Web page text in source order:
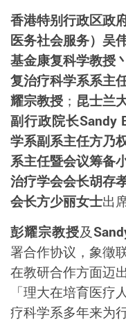
香港特别行政区政
医务社会服务）吴
基金康复科学教授
复治疗科学系系主
耀宗教授 ； 昆士兰
副行政院长Sandy
学系副系主任方乃
系主任暨会议筹备
治疗学会会长胡存
会长方少丽女士出
彭耀宗教授及
署合作协议，象徵
在教研合作方面迈
「理大在培育医疗
疗科学系多年来为